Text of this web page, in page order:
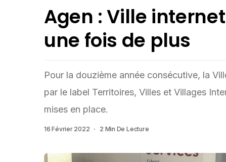
Agen : Ville
une fois de plus
Pour la douzième année consécutive, la
par le label Territoires, Villes et Villages
mises en place.
16 Février 2022 2 Min De Lecture